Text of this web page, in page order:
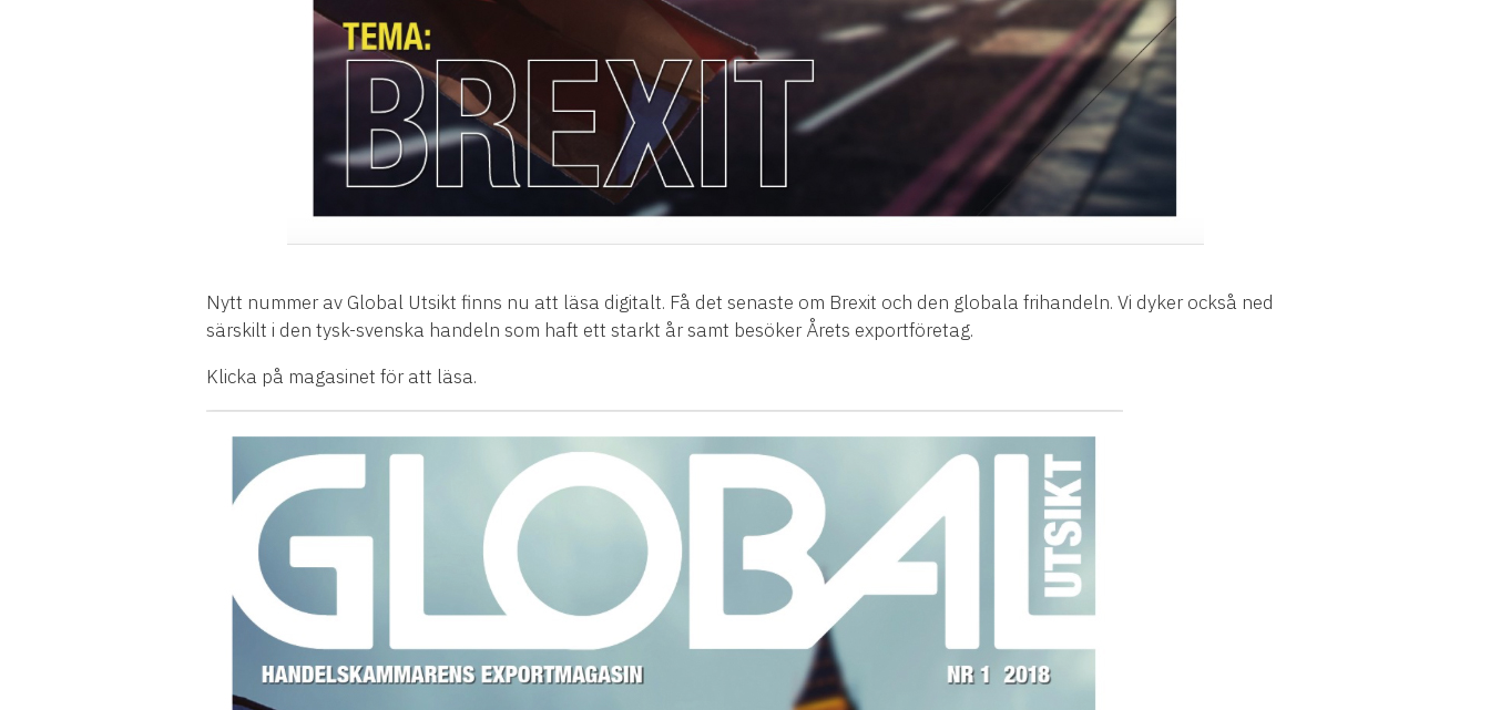
Nytt nummer av Global Utsikt finns nu att läsa digitalt. Få det senaste om Brexit och den globala frihandeln. Vi dyker också ned
särskilt i den tysk-svenska handeln som haft ett starkt år samt besöker Årets exportföretag.
Klicka på magasinet för att läsa.